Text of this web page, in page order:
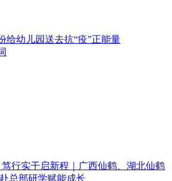
给幼儿园送去抗“疫”正能量
行实干启新程｜广西仙鹤、湖北仙鹤
总部研学赋能成长